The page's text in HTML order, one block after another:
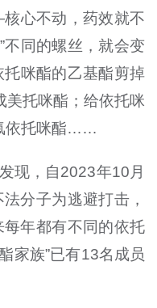
心不动，药效就不
不同的螺丝，就会变
托咪酯的乙基酯剪掉
美托咪酯；给依托咪
依托咪酯……
现，自2023年10月
分子为逃避打击，
年都有不同的依托
家族”已有13名成员